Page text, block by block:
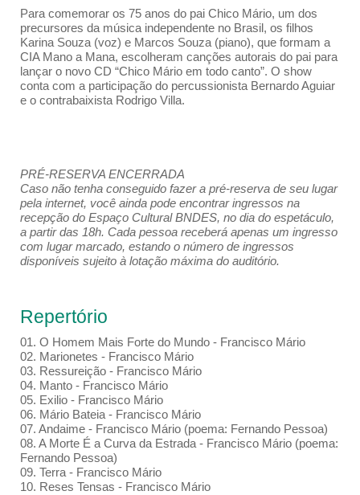
Para comemorar os 75 anos do pai Chico Mário, um dos
precursores da música independente no Brasil, os filhos
Karina Souza (voz) e Marcos Souza (piano), que formam a
CIA Mano a Mana, escolheram canções autorais do pai para
lançar o novo CD “Chico Mário em todo canto”. O show
conta com a participação do percussionista Bernardo Aguiar
e o contrabaixista Rodrigo Villa.
PRÉ-RESERVA ENCERRADA
Caso não tenha conseguido fazer a pré-reserva de seu lugar
pela internet, você ainda pode encontrar ingressos na
recepção do Espaço Cultural BNDES, no dia do espetáculo,
a partir das 18h. Cada pessoa receberá apenas um ingresso
com lugar marcado, estando o número de ingressos
disponíveis sujeito à lotação máxima do auditório.
Repertório
01. O Homem Mais Forte do Mundo - Francisco Mário
02. Marionetes - Francisco Mário
03. Ressureição - Francisco Mário
04. Manto - Francisco Mário
05. Exilio - Francisco Mário
06. Mário Bateia - Francisco Mário
07. Andaime - Francisco Mário (poema: Fernando Pessoa)
08. A Morte É a Curva da Estrada - Francisco Mário (poema:
Fernando Pessoa)
09. Terra - Francisco Mário
10. Reses Tensas - Francisco Mário